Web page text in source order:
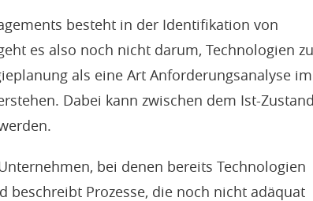
besteht in der Identifikation von
es also noch nicht darum, Technologien
als eine Art Anforderungsanalyse im
Dabei kann zwischen dem Ist-
bei denen bereits Technologien
beschreibt Prozesse, die noch nicht adäquat